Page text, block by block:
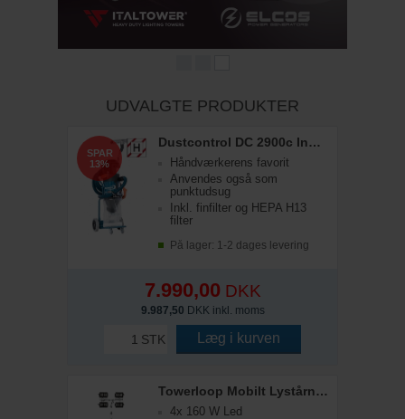
UDVALGTE PRODUKTER
Dustcontrol DC 2900c Industristøvsuger
Håndværkerens favorit
Anvendes også som
punktudsug
Inkl. finfilter og HEPA H13
filter
På lager: 1-2 dages levering
7.990,00 DKK
9.987,50 DKK inkl. moms
STK Læg i kurven
SPAR
13%
Towerloop Mobilt Lystårn - 4 x 160W LED
4x 160 W Led